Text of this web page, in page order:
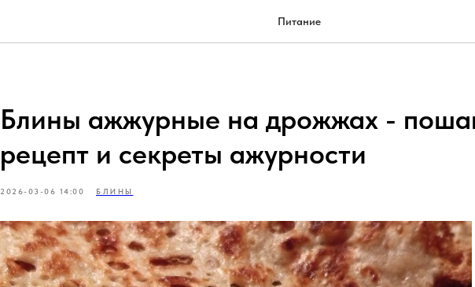
Питание
Блины ажжурные на дрожжах -
рецепт и секреты ажурности
2026-03-06 14:00 БЛИНЫ